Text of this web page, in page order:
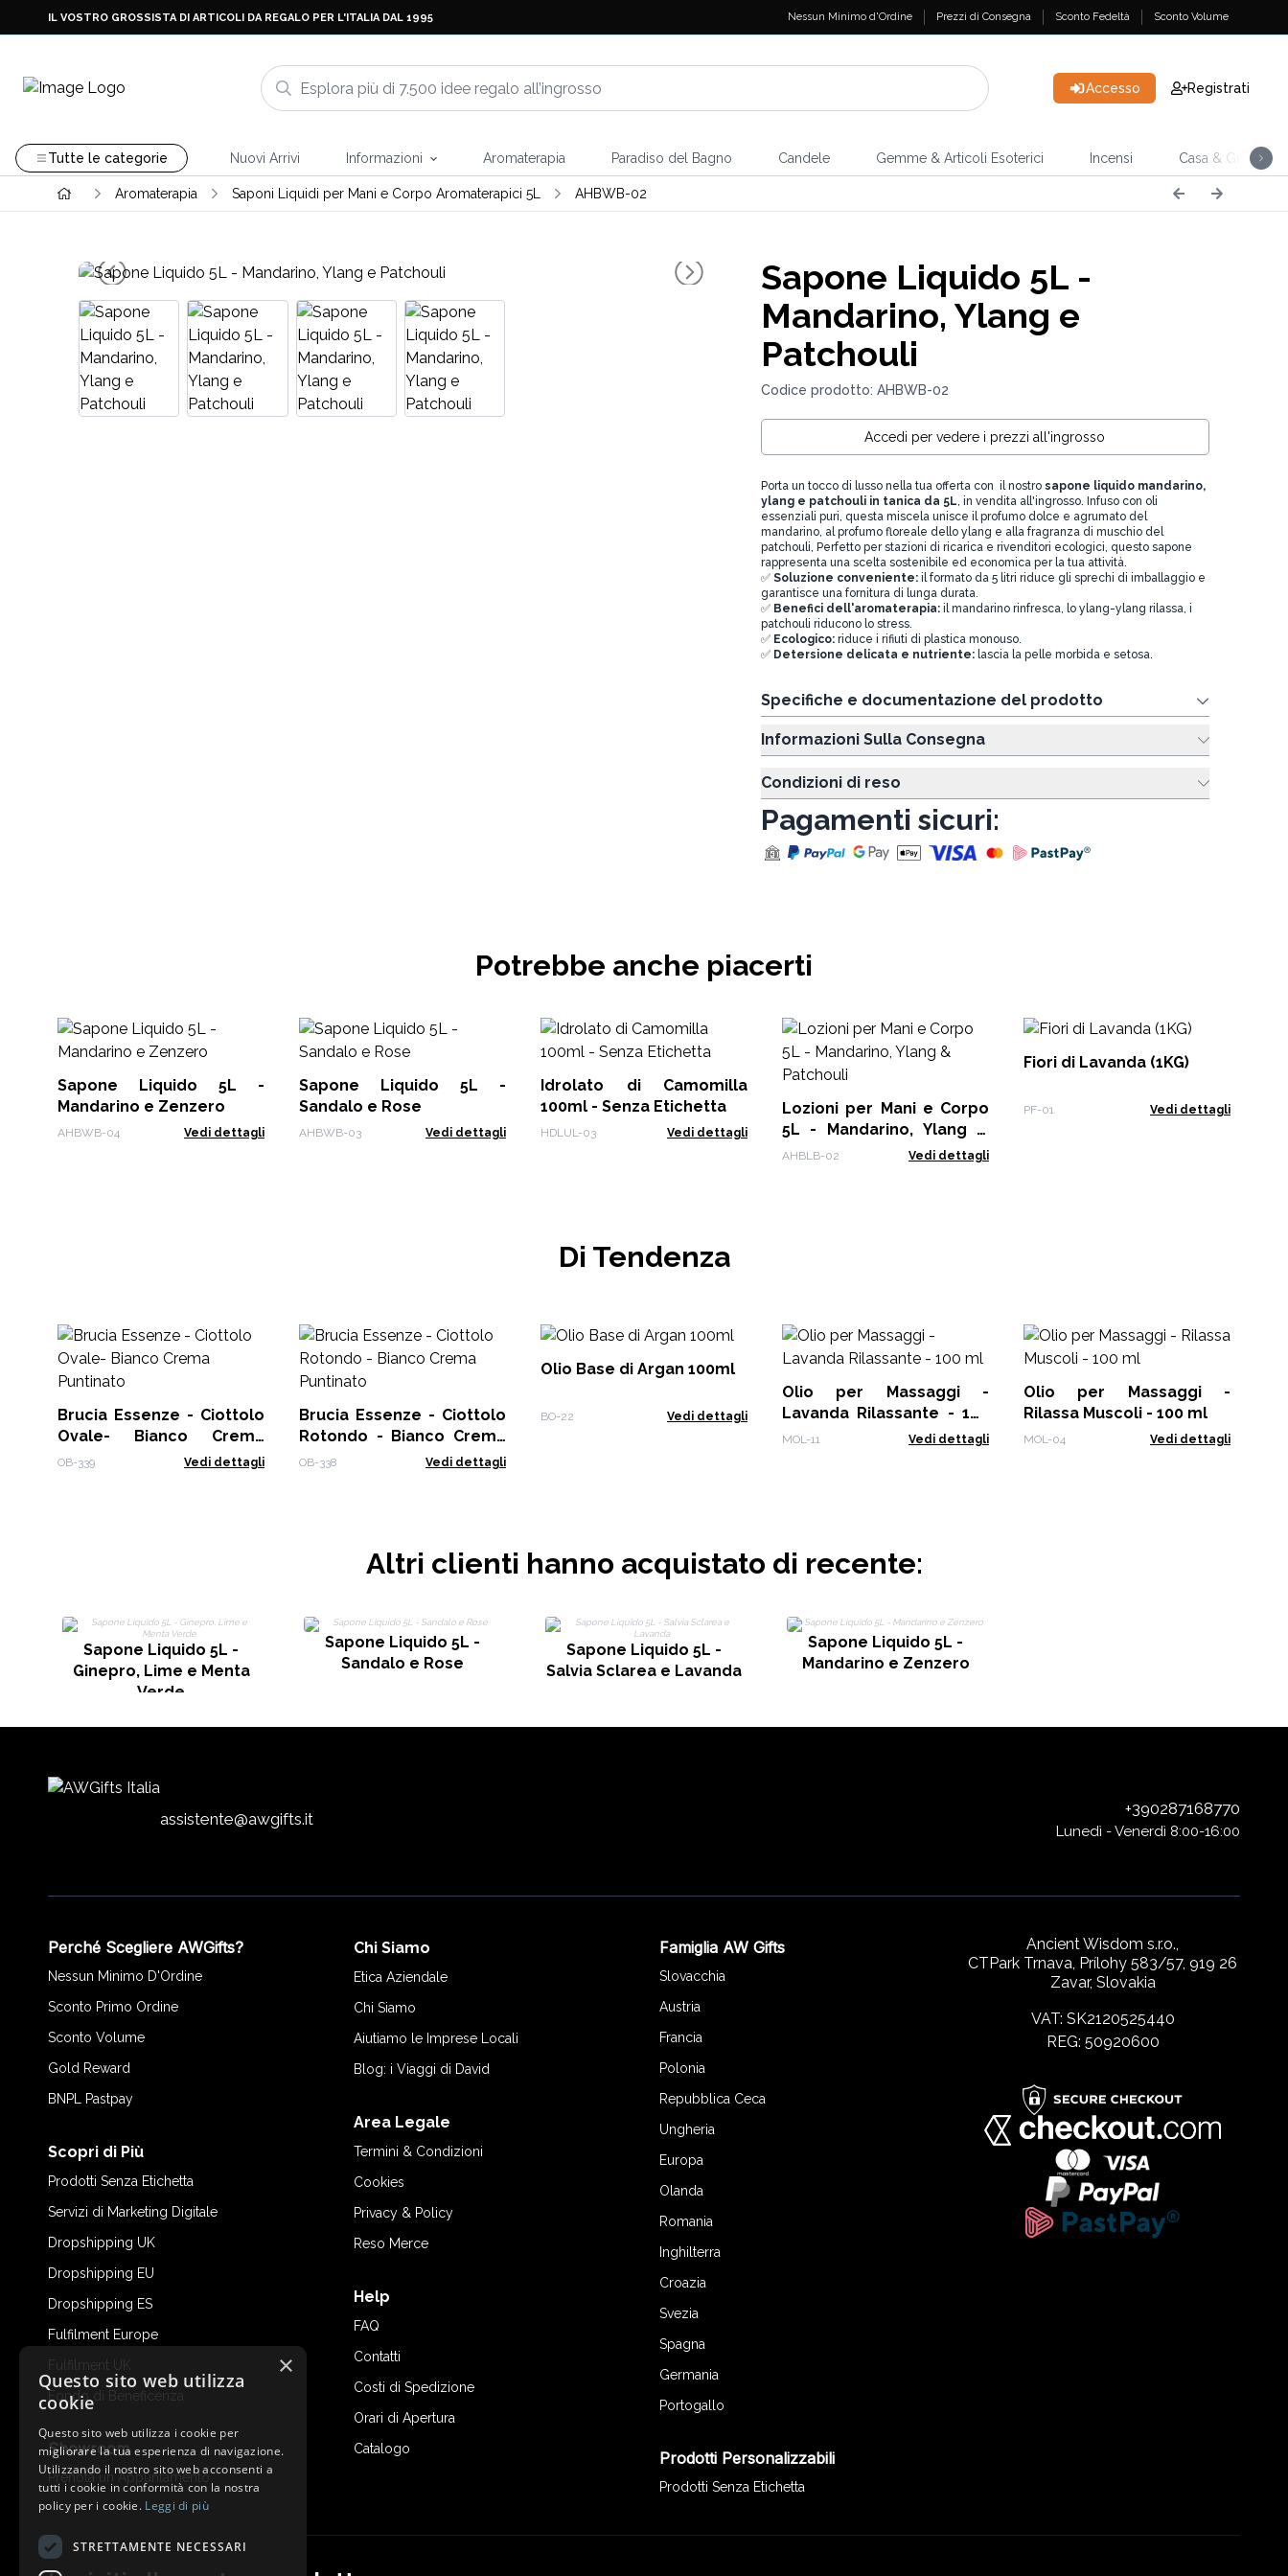
IL VOSTRO GROSSISTA DI ARTICOLI DA REGALO PER L'ITALIA DAL 1995 Nessun Minimo d'Ordine Prezzi di Consegna Sconto Fedeltà Sconto Volume
Accesso Registrati
Tutte le categorie Nuovi Arrivi Informazioni Aromaterapia Paradiso del Bagno Candele Gemme & Articoli Esoterici Incensi Casa & Giardino
Aromaterapia Saponi Liquidi per Mani e Corpo Aromaterapici 5L AHBWB-02
Sapone Liquido 5L -
Mandarino, Ylang e
Patchouli
Codice prodotto: AHBWB-02
Accedi per vedere i prezzi all'ingrosso
Porta un tocco di lusso nella tua offerta con il nostro sapone liquido mandarino,
ylang e patchouli in tanica da 5L, in vendita all'ingrosso. Infuso con oli
essenziali puri, questa miscela unisce il profumo dolce e agrumato del
mandarino, al profumo floreale dello ylang e alla fragranza di muschio del
patchouli, Perfetto per stazioni di ricarica e rivenditori ecologici, questo sapone
rappresenta una scelta sostenibile ed economica per la tua attività.
✅ Soluzione conveniente: il formato da 5 litri riduce gli sprechi di imballaggio e
garantisce una fornitura di lunga durata.
✅ Benefici dell'aromaterapia: il mandarino rinfresca, lo ylang-ylang rilassa, i
patchouli riducono lo stress.
✅ Ecologico: riduce i rifiuti di plastica monouso.
✅ Detersione delicata e nutriente: lascia la pelle morbida e setosa.
Specifiche e documentazione del prodotto
Informazioni Sulla Consegna
Condizioni di reso
Pagamenti sicuri:
Potrebbe anche piacerti
Sapone Liquido 5L -
Mandarino e Zenzero
AHBWB-04 Vedi dettagli
Sapone Liquido 5L -
Sandalo e Rose
AHBWB-03 Vedi dettagli
Idrolato di Camomilla
100ml - Senza Etichetta
HDLUL-03 Vedi dettagli
Lozioni per Mani e Corpo
5L - Mandarino, Ylang &
Patchouli
AHBLB-02 Vedi dettagli
Fiori di Lavanda (1KG)
PF-01 Vedi dettagli
Di Tendenza
Brucia Essenze - Ciottolo
Ovale- Bianco Crema
Puntinato
OB-339 Vedi dettagli
Brucia Essenze - Ciottolo
Rotondo - Bianco Crema
Puntinato
OB-338 Vedi dettagli
Olio Base di Argan 100ml
BO-22 Vedi dettagli
Olio per Massaggi -
Lavanda Rilassante - 100
ml
MOL-11 Vedi dettagli
Olio per Massaggi -
Rilassa Muscoli - 100 ml
MOL-04 Vedi dettagli
Altri clienti hanno acquistato di recente:
Sapone Liquido 5L -
Ginepro, Lime e Menta
Verde
Sapone Liquido 5L -
Sandalo e Rose
Sapone Liquido 5L -
Salvia Sclarea e Lavanda
Sapone Liquido 5L -
Mandarino e Zenzero
assistente@awgifts.it
+390287168770
Lunedì - Venerdì 8:00-16:00
Perché Scegliere AWGifts?
Nessun Minimo D'Ordine
Sconto Primo Ordine
Sconto Volume
Gold Reward
BNPL Pastpay
Scopri di Più
Prodotti Senza Etichetta
Servizi di Marketing Digitale
Dropshipping UK
Dropshipping EU
Dropshipping ES
Fulfilment Europe
Fulfilment UK
Fondo di Beneficenza
Showroom
Prenota un Appuntamento
Chi Siamo
Etica Aziendale
Chi Siamo
Aiutiamo le Imprese Locali
Blog: i Viaggi di David
Area Legale
Termini & Condizioni
Cookies
Privacy & Policy
Reso Merce
Help
FAQ
Contatti
Costi di Spedizione
Orari di Apertura
Catalogo
Famiglia AW Gifts
Slovacchia
Austria
Francia
Polonia
Repubblica Ceca
Ungheria
Europa
Olanda
Romania
Inghilterra
Croazia
Svezia
Spagna
Germania
Portogallo
Prodotti Personalizzabili
Prodotti Senza Etichetta
Ancient Wisdom s.r.o.,
CTPark Trnava, Prílohy 583/57, 919 26
Zavar, Slovakia
VAT: SK2120525440
REG: 50920600
×
Questo sito web utilizza
cookie
Questo sito web utilizza i cookie per
migliorare la tua esperienza di navigazione.
Utilizzando il nostro sito web acconsenti a
tutti i cookie in conformità con la nostra
policy per i cookie. Leggi di più
STRETTAMENTE NECESSARI